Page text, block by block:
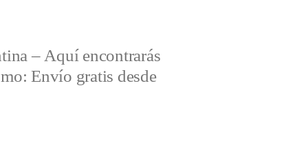
– Aquí encontrarás
Envío gratis desde